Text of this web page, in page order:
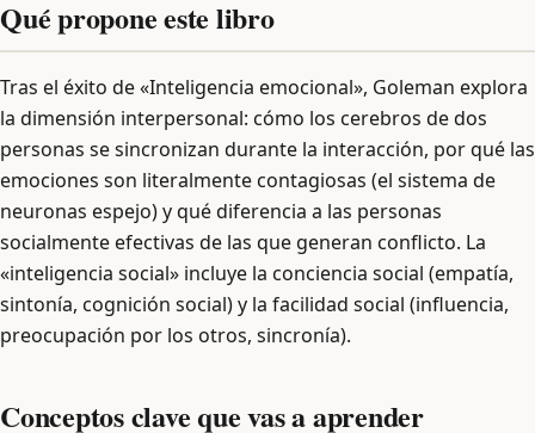
Qué propone este libro
Tras el éxito de «Inteligencia emocional», Goleman explora
la dimensión interpersonal: cómo los cerebros de dos
personas se sincronizan durante la interacción, por qué las
emociones son literalmente contagiosas (el sistema de
neuronas espejo) y qué diferencia a las personas
socialmente efectivas de las que generan conflicto. La
«inteligencia social» incluye la conciencia social (empatía,
sintonía, cognición social) y la facilidad social (influencia,
preocupación por los otros, sincronía).
Conceptos clave que vas a aprender